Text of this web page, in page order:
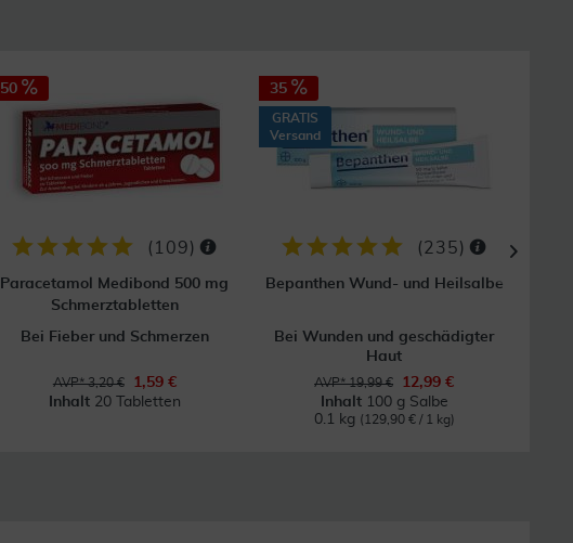
50
( 109)
Paracetamol Medibond 500 mg
Schmerztabletten
Bei Fieber und Schmerzen
AVP* 3,20 €
1,59 €
Inhalt 20 Tabletten
35
GRATIS
Versand
(235)
Bepanthen Wund- und Heilsalbe
Bei Wunden und geschädigter
Haut
AVP* 19,99 €
12,99 €
Inhalt 100 g Salbe
0.1 kg (129,90 € / 1 kg)